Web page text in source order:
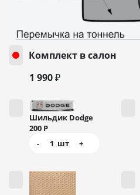
Комплект в салон
1 990 ₽
Шильдик Dodge
200 Р
-
1 шт +